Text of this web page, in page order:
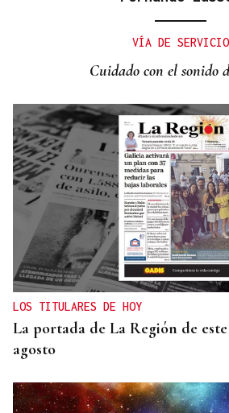
Un herido en la colisión entre
VÍA DE SERVICIO
Cuidado con el sonido
LOS TITULARES DE HOY
La portada de La Región de
agosto